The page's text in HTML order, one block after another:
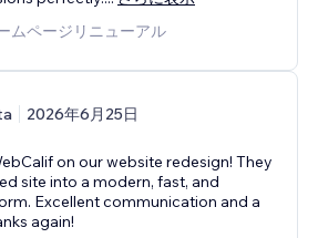
ムページリニューアル
2026年6月25日
on our website redesign! They
site into a modern, fast, and
Excellent communication and a
again!